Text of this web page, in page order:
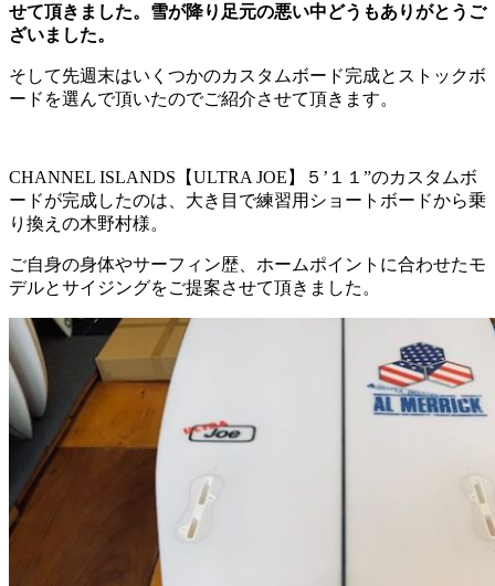
せて頂きました。雪が降り足元の悪い中どうもありがとうご
ざいました。
そして先週末はいくつかのカスタムボード完成とストックボ
ードを選んで頂いたのでご紹介させて頂きます。
CHANNEL ISLANDS【ULTRA JOE】５’１１”のカスタムボ
ードが完成したのは、大き目で練習用ショートボードから乗
り換えの木野村様。
ご自身の身体やサーフィン歴、ホームポイントに合わせたモ
デルとサイジングをご提案させて頂きました。